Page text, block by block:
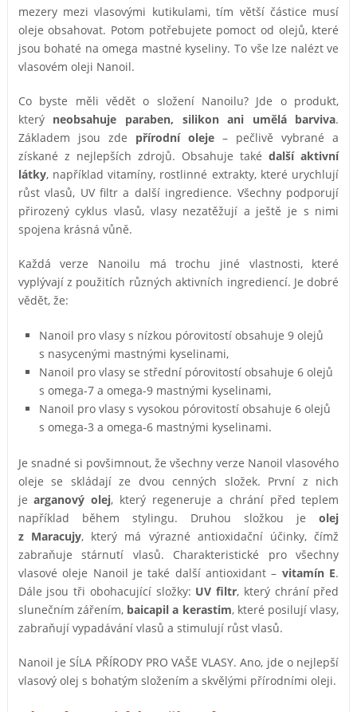
mezery mezi vlasovými kutikulami, tím větší částice musí
oleje obsahovat. Potom potřebujete pomoct od olejů, které
jsou bohaté na omega mastné kyseliny. To vše lze nalézt ve
vlasovém oleji Nanoil.
Co byste měli vědět o složení Nanoilu? Jde o produkt,
který neobsahuje paraben, silikon ani umělá barviva.
Základem jsou zde přírodní oleje – pečlivě vybrané a
získané z nejlepších zdrojů. Obsahuje takédalší aktivní
látky, například vitamíny, rostlinné extrakty, které urychlují
růst vlasů, UV filtr a další ingredience. Všechny podporují
přirozený cyklus vlasů, vlasy nezatěžují a ještě je s nimi
spojena krásná vůně.
Každá verze Nanoilu má trochu jiné vlastnosti, které
vyplývají z použitích různých aktivních ingrediencí. Je dobré
vědět, že:
Nanoil pro vlasy s nízkou pórovitostí obsahuje 9 olejů
s nasycenými mastnými kyselinami,
Nanoil pro vlasy se střední pórovitostí obsahuje 6 olejů
s omega-7 a omega-9 mastnými kyselinami,
Nanoil pro vlasy s vysokou pórovitostí obsahuje 6 olejů
s omega-3 a omega-6 mastnými kyselinami.
Je snadné si povšimnout, že všechny verze Nanoil vlasového
oleje se skládají ze dvou cenných složek. První z nich
jearganový olej, který regeneruje a chrání před teplem
například během stylingu. Druhou složkou jeolej
z Maracujy, který má výrazné antioxidační účinky, čímž
zabraňuje stárnutí vlasů. Charakteristické pro všechny
vlasové oleje Nanoil je také další antioxidant – vitamín E.
Dále jsou tři obohacující složky: UV filtr, který chrání před
slunečním zářením, baicapil a kerastim, které posilují vlasy,
zabraňují vypadávání vlasů a stimulují růst vlasů.
Nanoil je SÍLA PŘÍRODY PRO VAŠE VLASY. Ano, jde o nejlepší
vlasový olej s bohatým složením a skvělými přírodními oleji.